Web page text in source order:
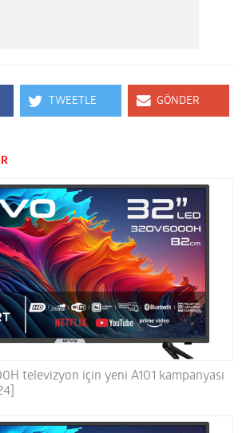
TWEETLE GÖNDER
televizyon için yeni A101 kampanyası